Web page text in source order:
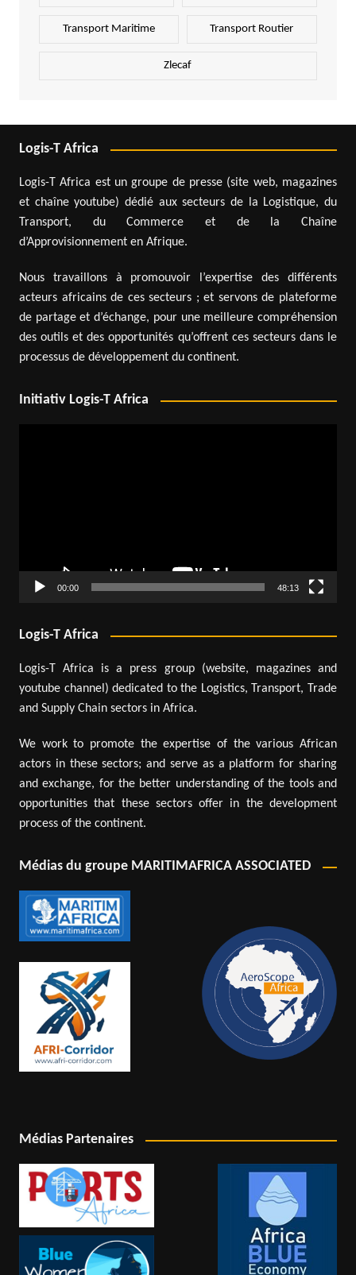
Transport Maritime Transport Routier
Zlecaf
Logis-T Africa
Logis-T Africa est un groupe de presse (site web, magazines
et chaîne youtube) dédié aux secteurs de la Logistique, du
Transport, du Commerce et de la Chaîne
d’Approvisionnement en Afrique.
Nous travaillons à promouvoir l’expertise des différents
acteurs africains de ces secteurs ; et servons de plateforme
de partage et d’échange, pour une meilleure compréhension
des outils et des opportunités qu’offrent ces secteurs dans le
processus de développement du continent.
Initiativ Logis-T Africa
00:00 48:13
Logis-T Africa
Logis-T Africa is a press group (website, magazines and
youtube channel) dedicated to the Logistics, Transport, Trade
and Supply Chain sectors in Africa.
We work to promote the expertise of the various African
actors in these sectors; and serve as a platform for sharing
and exchange, for the better understanding of the tools and
opportunities that these sectors offer in the development
process of the continent.
Médias du groupe MARITIMAFRICA ASSOCIATED
Médias Partenaires